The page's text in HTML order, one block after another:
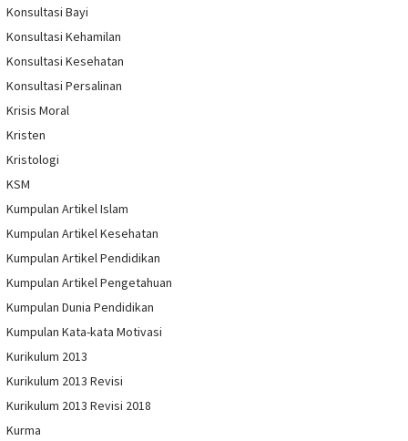
Konsultasi Bayi
Konsultasi Kehamilan
Konsultasi Kesehatan
Konsultasi Persalinan
Krisis Moral
Kristen
Kristologi
KSM
Kumpulan Artikel Islam
Kumpulan Artikel Kesehatan
Kumpulan Artikel Pendidikan
Kumpulan Artikel Pengetahuan
Kumpulan Dunia Pendidikan
Kumpulan Kata-kata Motivasi
Kurikulum 2013
Kurikulum 2013 Revisi
Kurikulum 2013 Revisi 2018
Kurma